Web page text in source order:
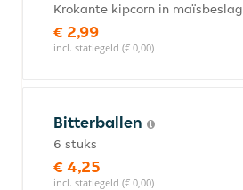
Krokante kipcorn in maïsbeslag
€ 2,99
incl. statiegeld (€ 0,00)
Bitterballen
6 stuks
€ 4,25
incl. statiegeld (€ 0,00)